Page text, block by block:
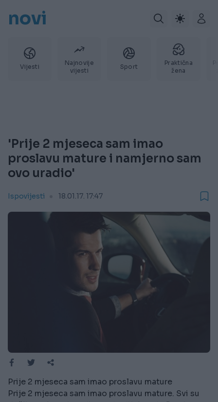
novi
Vijesti
Najnovije
vijesti
Sport
Praktična
žena
'Prije 2 mjeseca sam imao
proslavu mature i namjerno sam
ovo uradio'
Ispovijesti 18.01.17. 17:47
Prije 2 mjeseca sam imao proslavu mature
Prije 2 mjeseca sam imao proslavu mature. Svi su